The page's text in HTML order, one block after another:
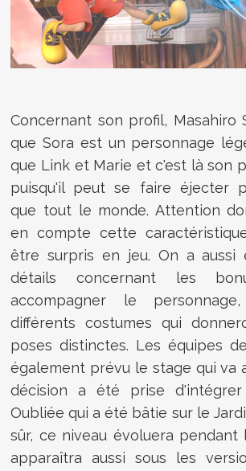
Concernant son profil, Masahiro
que Sora est un personnage
que Link et Marie et c'est là son
puisqu'il peut se faire éjecter
que tout le monde. Attention
en compte cette
être surpris en jeu. On a aussi
détails concernant les
accompagner le
différents costumes qui
poses distinctes. Les équipes
également prévu le stage qui va
décision a été prise
Oubliée qui a été bâtie sur le
sûr, ce niveau évoluera
apparaîtra aussi sous les